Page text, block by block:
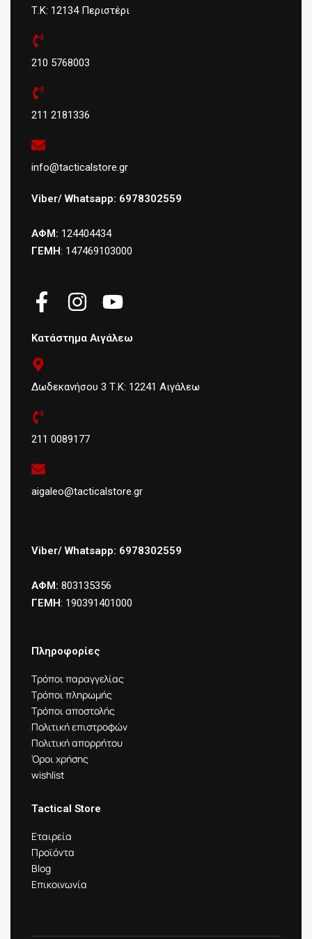
Τ.Κ: 12134 Περιστέρι
210 5768003
211 2181336
info@tacticalstore.gr
Viber/ Whatsapp: 6978302559
ΑΦΜ: 124404434
ΓΕΜΗ: 147469103000
Κατάστημα Αιγάλεω
Δωδεκανήσου 3 Τ.Κ: 12241 Αιγάλεω
211 0089177
aigaleo@tacticalstore.gr
Viber/ Whatsapp: 6978302559
ΑΦΜ: 803135356
ΓΕΜΗ: 190391401000
Πληροφορίες
Τρόποι παραγγελίας
Τρόποι πληρωμής
Τρόποι αποστολής
Πολιτική επιστροφών
Πολιτική απορρήτου
Όροι χρήσης
wishlist
Tactical Store
Εταιρεία
Προϊόντα
Blog
Επικοινωνία